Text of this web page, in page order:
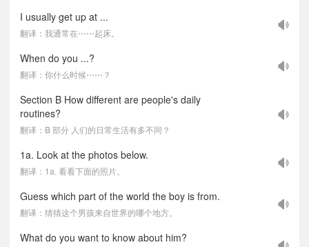
I usually get up at ...
翻译：我通常在⋯⋯起床。
When do you ...?
翻译：你什么时候⋯⋯？
Section B How different are people's daily
routines?
翻译：B 部分 人们的日常生活有多不同？
1a. Look at the photos below.
翻译：1a. 看看下面的照片。
Guess which part of the world the boy is from.
翻译：猜猜这个男孩来自世界的哪个地方。
What do you want to know about him?